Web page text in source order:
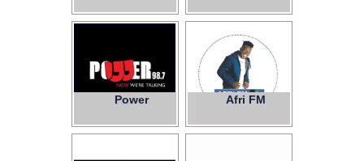
Power
98.7 Afri FM